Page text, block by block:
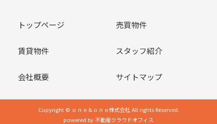
トップページ 売買物件
賃貸物件 スタッフ紹介
会社概要 サイトマップ
Copyright © ｏｎｅ＆ｏｎｅ株式会社 All rights Reserved.
powered by 不動産クラウドオフィス